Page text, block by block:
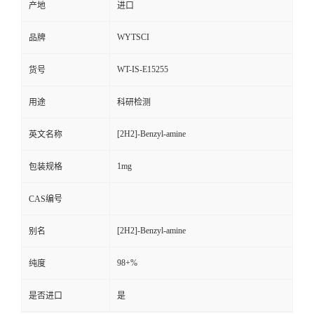
产地 进口
品牌 WYTSCI
货号 WT-IS-E15255
用途 科研检测
英文名称 [2H2]-Benzyl-amine
包装规格 1mg
CAS编号
别名 [2H2]-Benzyl-amine
纯度 98+%
是否进口 是